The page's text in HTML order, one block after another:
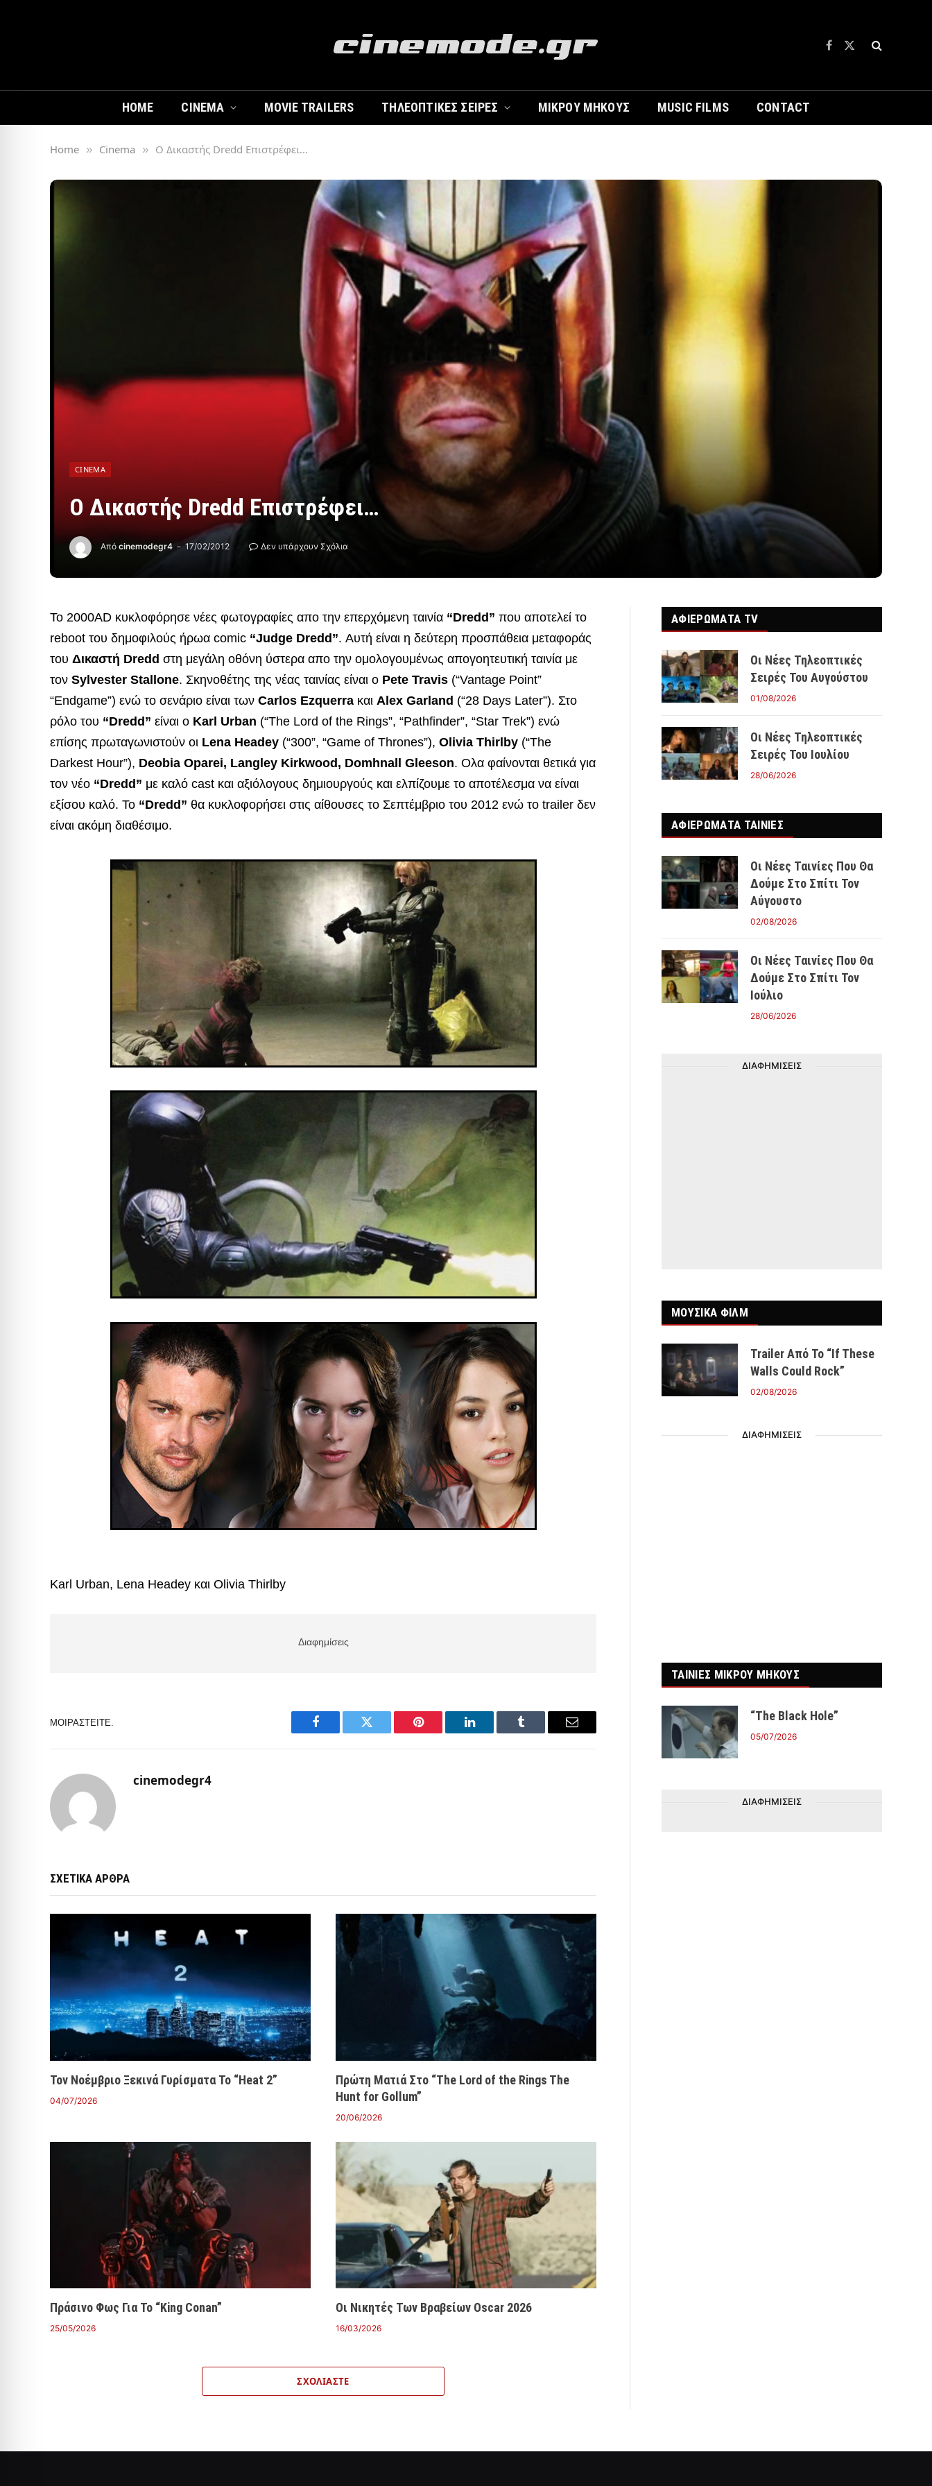
Facebook
X
HOME CINEMA MOVIE TRAILERS ΤΗΛΕΟΠΤΙΚΈΣ ΣΕΙΡΈΣ ΜΙΚΡΟΎ ΜΉΚΟΥΣ MUSIC FILMS CONTACT
Home » Cinema » Ο Δικαστής Dredd Επιστρέφει…
CINEMA
Ο Δικαστής Dredd Επιστρέφει…
Από cinemodegr4 17/02/2012 Δεν υπάρχουν Σχόλια
Το 2000AD κυκλοφόρησε νέες φωτογραφίες απο την επερχόμενη ταινία “Dredd” που αποτελεί το
reboot του δημοφιλούς ήρωα comic “Judge Dredd”. Αυτή είναι η δεύτερη προσπάθεια μεταφοράς
του Δικαστή Dredd στη μεγάλη οθόνη ύστερα απο την ομολογουμένως απογοητευτική ταινία με
τον Sylvester Stallone. Σκηνοθέτης της νέας ταινίας είναι ο Pete Travis (“Vantage Point”
“Endgame”) ενώ το σενάριο είναι των Carlos Ezquerra και Alex Garland (“28 Days Later”). Στο
ρόλο του “Dredd” είναι ο Karl Urban (“The Lord of the Rings”, “Pathfinder”, “Star Trek”) ενώ
επίσης πρωταγωνιστούν οι Lena Headey (“300”, “Game of Thrones”), Olivia Thirlby (“The
Darkest Hour”), Deobia Oparei, Langley Kirkwood, Domhnall Gleeson. Ολα φαίνονται θετικά για
τον νέο “Dredd” με καλό cast και αξιόλογους δημιουργούς και ελπίζουμε το αποτέλεσμα να είναι
εξίσου καλό. To “Dredd” θα κυκλοφορήσει στις αίθουσες το Σεπτέμβριο του 2012 ενώ το trailer δεν
είναι ακόμη διαθέσιμο.
Karl Urban, Lena Headey και Olivia Thirlby
Διαφημίσεις
ΜΟΙΡΑΣΤΕΊΤΕ.
Facebook Twitter Pinterest LinkedIn Tumblr Email
cinemodegr4
ΣΧΕΤΙΚΑ ΑΡΘΡΑ
Τον Νοέμβριο Ξεκινά Γυρίσματα Το “Heat 2”
04/07/2026
Πρώτη Ματιά Στο “The Lord of the Rings The
Hunt for Gollum”
20/06/2026
Πράσινο Φως Για Το “King Conan”
25/05/2026
Οι Νικητές Των Βραβείων Oscar 2026
16/03/2026
ΣΧΟΛΙΆΣΤΕ
ΑΦΙΕΡΩΜΑΤΑ TV
Οι Νέες Τηλεοπτικές
Σειρές Του Αυγούστου
01/08/2026
Οι Νέες Τηλεοπτικές
Σειρές Του Ιουλίου
28/06/2026
ΑΦΙΕΡΩΜΑΤΑ ΤΑΙΝΊΕΣ
Οι Νέες Ταινίες Που Θα
Δούμε Στο Σπίτι Τον
Αύγουστο
02/08/2026
Οι Νέες Ταινίες Που Θα
Δούμε Στο Σπίτι Τον
Ιούλιο
28/06/2026
ΔΙΑΦΗΜΙΣΕΙΣ
ΜΟΥΣΙΚΑ ΦΙΛΜ
Trailer Από Το “If These
Walls Could Rock”
02/08/2026
ΔΙΑΦΗΜΙΣΕΙΣ
ΤΑΙΝΙΕΣ ΜΙΚΡΟΥ ΜΗΚΟΥΣ
“The Black Hole”
05/07/2026
ΔΙΑΦΗΜΙΣΕΙΣ